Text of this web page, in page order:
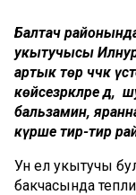
Балтач
укытучысы
артык төр чәчәк
көйсезрәкләре
бальзамин,
күрше тирә-тирә
Ун ел укытучы
бакчасында